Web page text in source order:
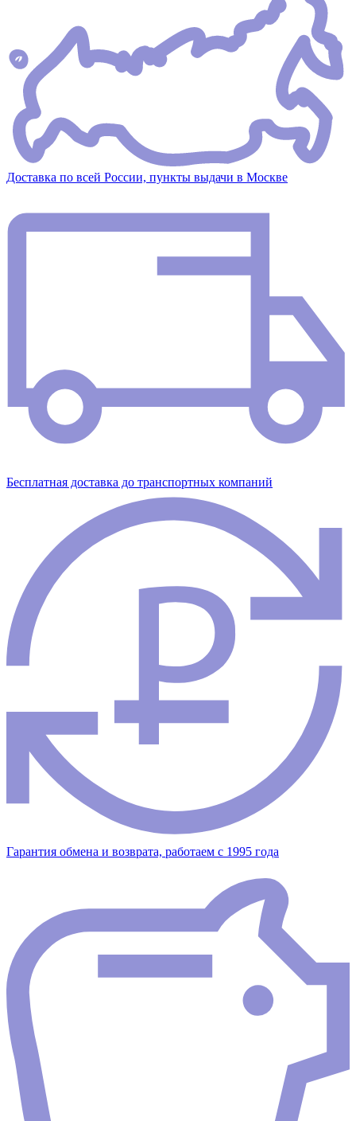
Доставка по всей России, пункты выдачи в Москве
Бесплатная доставка до транспортных компаний
Гарантия обмена и возврата, работаем с 1995 года